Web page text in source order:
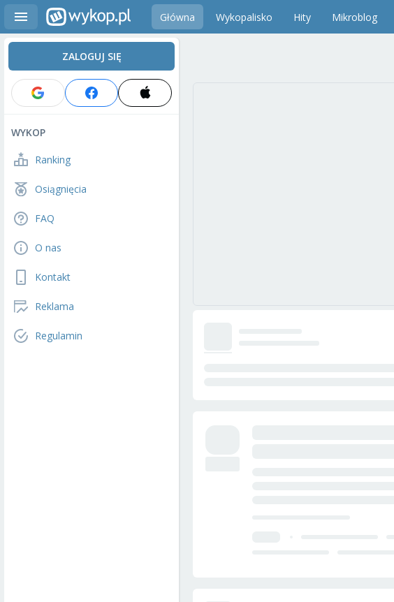
Główna Wykopalisko Hity Mikroblog
ZALOGUJ SIĘ
WYKOP
Ranking
Osiągnięcia
FAQ
O nas
Kontakt
Reklama
Regulamin